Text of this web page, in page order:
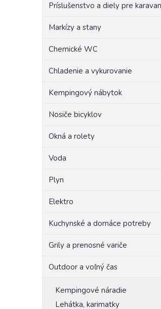
Príslušenstvo a diely pre
Markízy a stany
Chemické WC
Chladenie a vykurovanie
Kempingový nábytok
Nosiče bicyklov
Okná a rolety
Voda
Plyn
Elektro
Kuchynské a domáce potreby
Grily a prenosné variče
Outdoor a voľný čas
Kempingové náradie
Lehátka, karimatky